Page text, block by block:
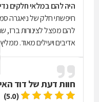
היה להם במלאי חלקים
חיפשתי חלק של ניאגרה
להם מפצל לצינורות ברז,
אדיבים ויעילים מאוד.
חוות דעת של דוד
(5.0)